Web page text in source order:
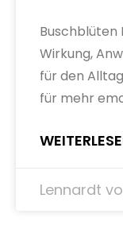
Buschblüten
Wirkung,
für den
für mehr
Lennardt